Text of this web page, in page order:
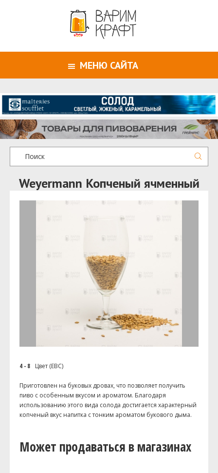
МЕНЮ САЙТА
Weyermann Копченый ячменный
4 - 8 Цвет (EBC)
Приготовлен на буковых дровах, что позволяет получить
пиво с особенным вкусом и ароматом. Благодаря
использованию этого вида солода достигается характерный
копченый вкус напитка с тонким ароматом букового дыма.
Может продаваться в магазинах